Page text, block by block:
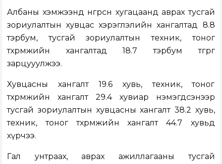
Албаны хэмжээнд өнгөрсөн хугацаанд аврах тусгай
зориулалтын хувцас хэрэглэлийн хангалтад 8.8
тэрбум, тусгай зориулалтын техник, тоног
төхөөрөмжийн хангалтад 18.7 тэрбум төгрөг
зарцууулжээ.
Хувцасны хангалт 19.6 хувь, техник, тоног
төхөөрөмжийн хангалт 29.4 хувиар нэмэгдсэнээр
тусгай зориулалтын хувцасны хангалт 38.2 хувь,
техник, тоног төхөөрөмжийн хангалт 44.7 хувьд
хүрчээ.
Гал унтраах, аврах ажиллагааны тусгай